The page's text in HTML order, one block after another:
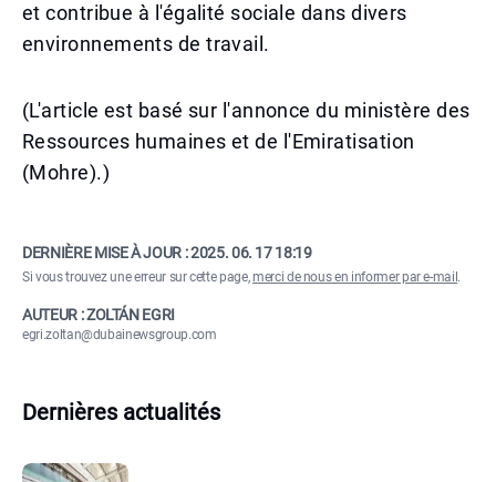
et contribue à l'égalité sociale dans divers
environnements de travail.
(L'article est basé sur l'annonce du ministère des
Ressources humaines et de l'Emiratisation
(Mohre).)
DERNIÈRE MISE À JOUR :2025. 06. 17 18:19
Si vous trouvez une erreur sur cette page,merci de nous en informer par e-mail .
AUTEUR : ZOLTÁN EGRI
egri.zoltan@dubainewsgroup.com
Dernières actualités